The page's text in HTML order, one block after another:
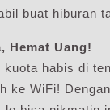
buat hiburan
Hemat Uang!
kuota habis di
ke WiFi! Dengan